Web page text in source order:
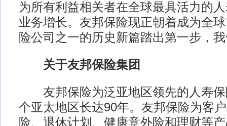
为所有利益相关者在全球最具活力的
业务增长。友邦保险现正朝着成为全
险公司之一的历史新篇踏出第一步，
关于友邦保险集团
友邦保险为泛亚地区领先的人寿保
个亚太地区长达90年。友邦保险为客
险、退休计划、健康意外险和理财等